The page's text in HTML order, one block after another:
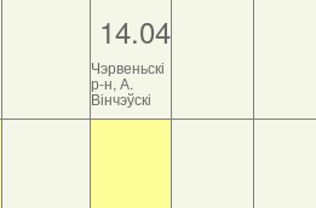
14.04
Чэрвеньскі
р-н, А.
Вінчэўскі